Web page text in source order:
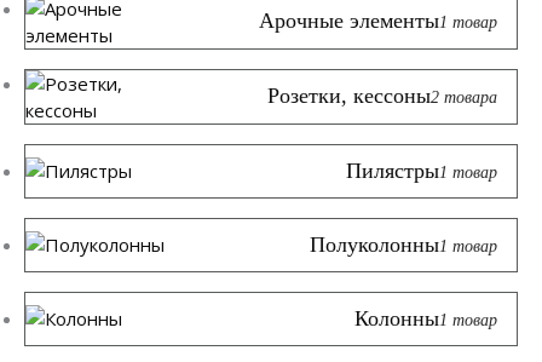
Арочные элементы1 товар
Розетки, кессоны2 товара
Пилястры1 товар
Полуколонны1 товар
Колонны1 товар